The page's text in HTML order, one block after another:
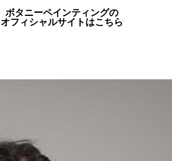
ボタニーペインティングの
オフィシャルサイトはこちら